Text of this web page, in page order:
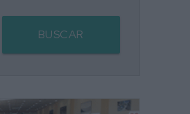
BUSCAR